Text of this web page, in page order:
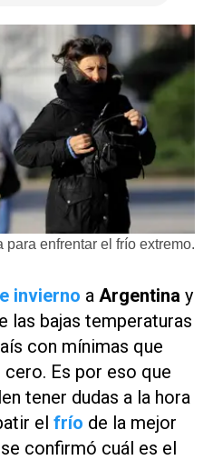
enfrentar el frío extremo.
invierno a Argentina y
las bajas temperaturas
con mínimas que
Es por eso que
tener dudas a la hora
el frío de la mejor
confirmó cuál es el